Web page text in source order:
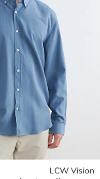
LCW Vision